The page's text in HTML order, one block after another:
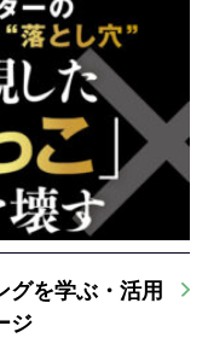
グを学ぶ・活用
ジ